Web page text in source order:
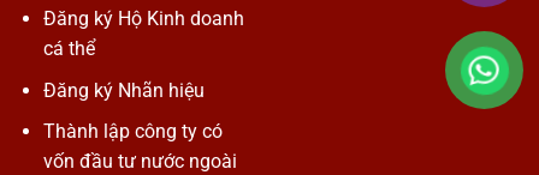
Đăng ký Hộ Kinh doanh
cá thể
Đăng ký Nhãn hiệu
Thành lập công ty có
vốn đầu tư nước ngoài